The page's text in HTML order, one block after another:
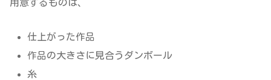
用意するものは、
仕上がった作品
作品の大きさに見合うダンボール
糸